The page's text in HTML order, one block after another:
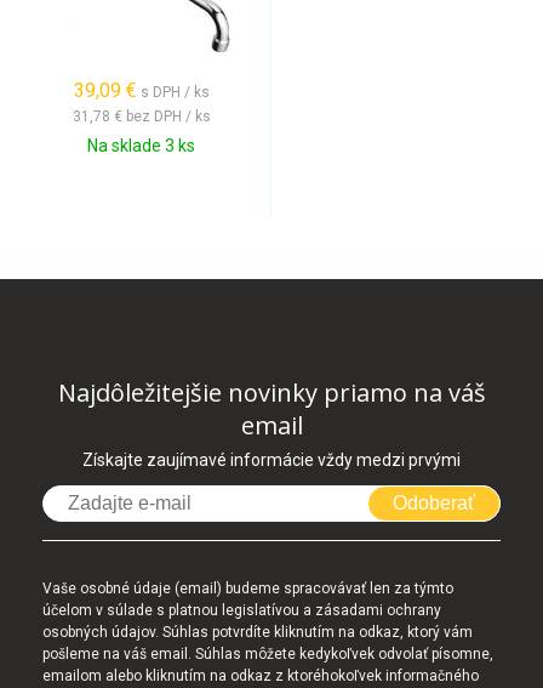
39,09 € s DPH / ks
31,78 € bez DPH / ks
Na sklade 3 ks
Najdôležitejšie novinky priamo na váš
email
Získajte zaujímavé informácie vždy medzi prvými
Odoberať
Vaše osobné údaje (email) budeme spracovávať len za týmto
účelom v súlade s platnou legislatívou a zásadami ochrany
osobných údajov. Súhlas potvrdíte kliknutím na odkaz, ktorý vám
pošleme na váš email. Súhlas môžete kedykoľvek odvolať písomne,
emailom alebo kliknutím na odkaz z ktoréhokoľvek informačného